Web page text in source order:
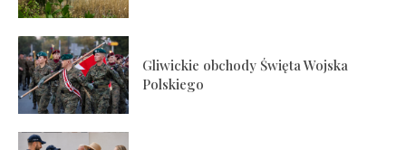
Gliwickie obchody Święta Wojska
Polskiego